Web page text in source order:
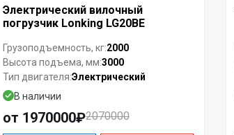
Электрический вилочный
погрузчик Lonking LG20BE
Грузоподъемность, кг:2000
Высота подъема, мм:3000
Тип двигателя:Электрический
В наличии
от 1970000₽2070000